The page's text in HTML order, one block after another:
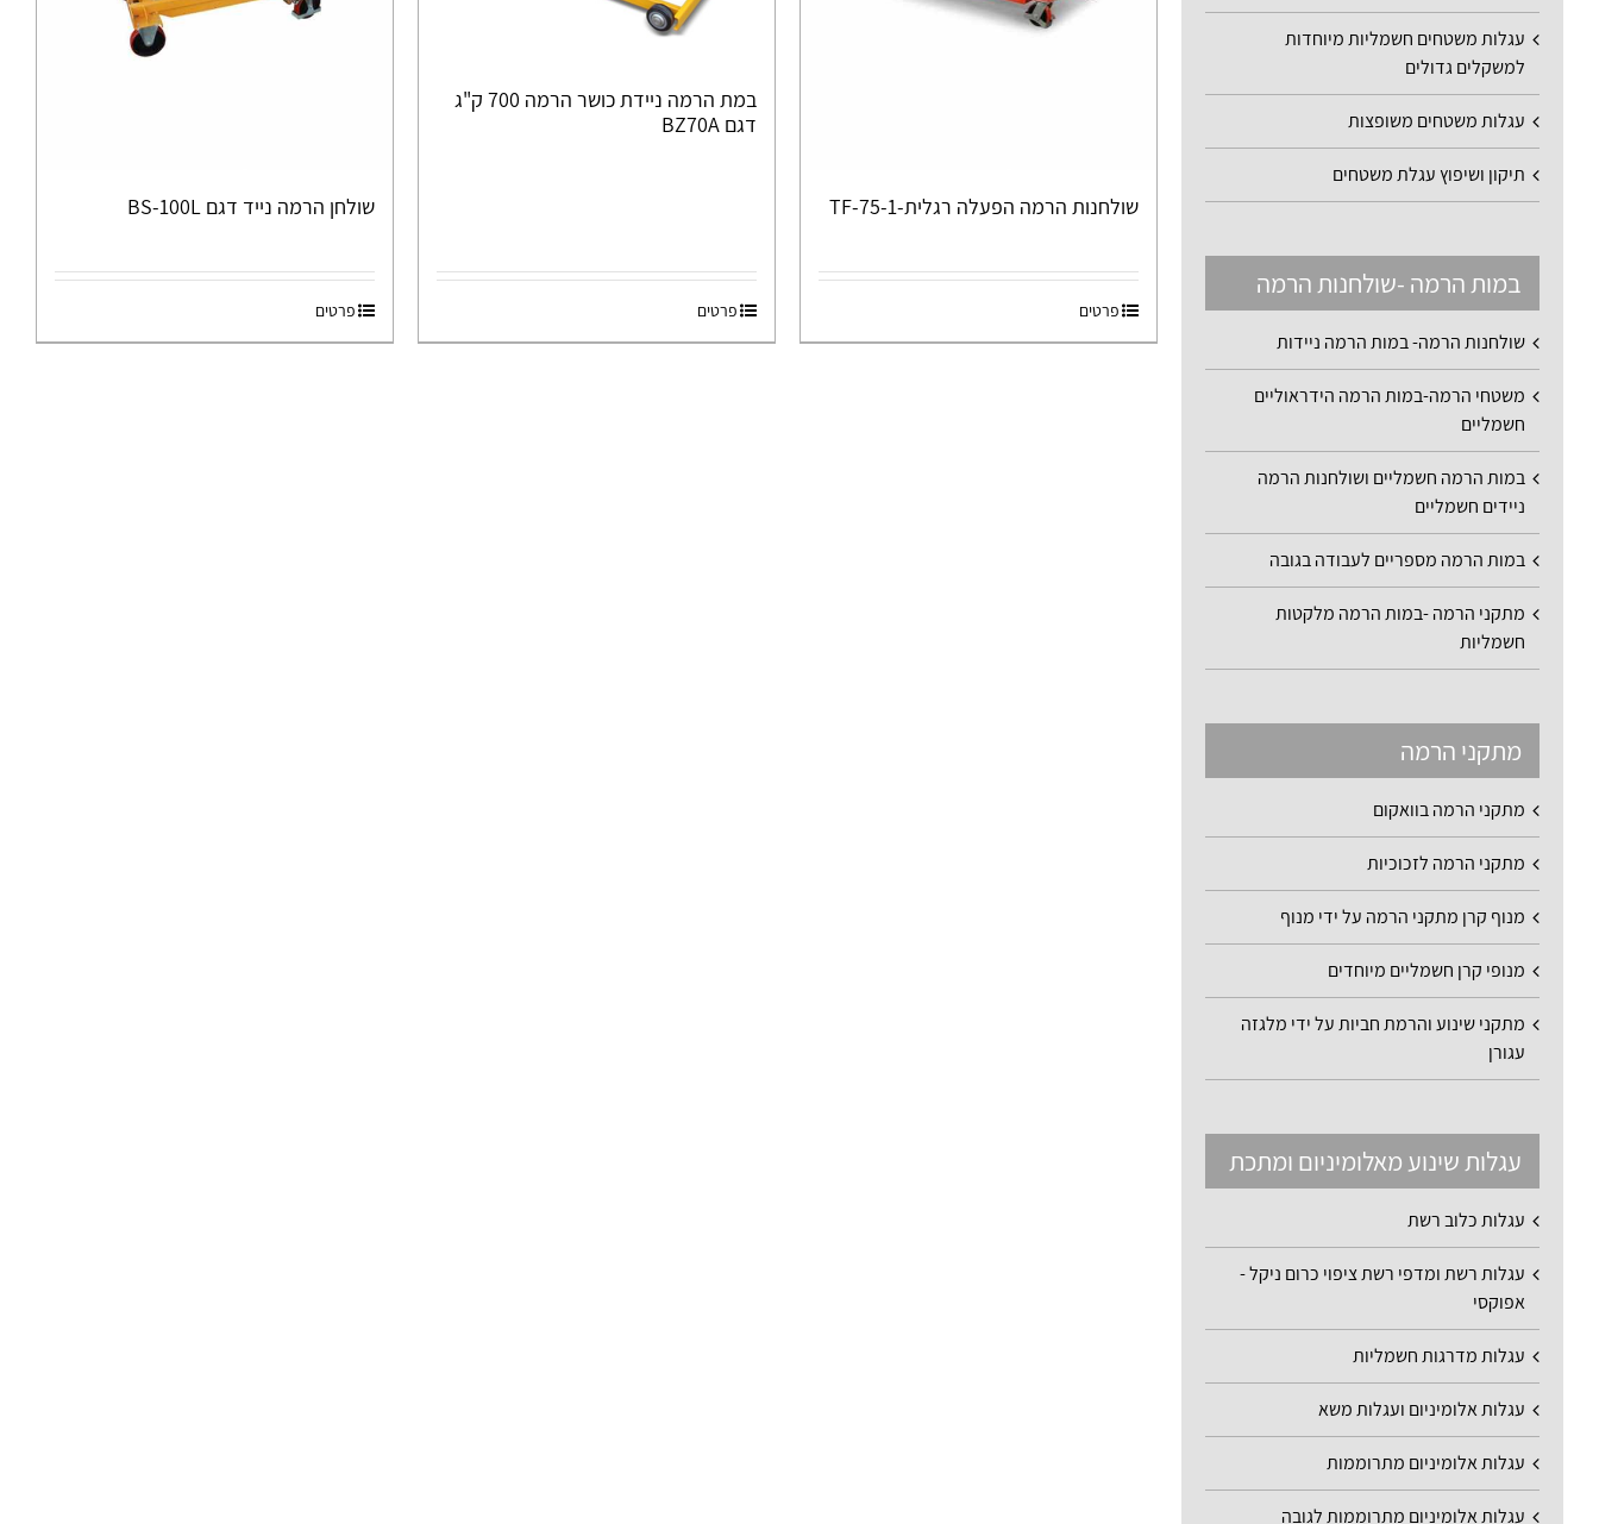
שולחנות הרמה הפעלה רגלית-TF-75-1
פרטים
במת הרמה ניידת כושר הרמה 700 ק"ג
דגם BZ70A
פרטים
שולחן הרמה נייד דגם BS-100L
פרטים
עגלות משטחים חשמליות מיוחדות
למשקלים גדולים
עגלות משטחים משופצות
תיקון ושיפוץ עגלת משטחים
במות הרמה -שולחנות הרמה
שולחנות הרמה- במות הרמה ניידות
משטחי הרמה-במות הרמה הידראוליים
חשמליים
במות הרמה חשמליים ושולחנות הרמה
ניידים חשמליים
במות הרמה מספריים לעבודה בגובה
מתקני הרמה -במות הרמה מלקטות
חשמליות
מתקני הרמה
מתקני הרמה בוואקום
מתקני הרמה לזכוכיות
מנוף קרן מתקני הרמה על ידי מנוף
מנופי קרן חשמליים מיוחדים
מתקני שינוע והרמת חביות על ידי מלגזה
עגורן
עגלות שינוע מאלומיניום ומתכת
עגלות כלוב רשת
עגלות רשת ומדפי רשת ציפוי כרום ניקל -
אפוקסי
עגלות מדרגות חשמליות
עגלות אלומיניום ועגלות משא
עגלות אלומיניום מתרוממות
עגלות אלומיניום מתרוממות לגובה